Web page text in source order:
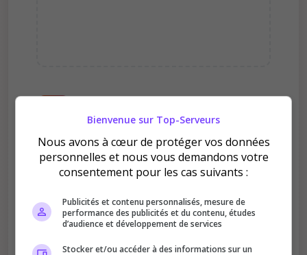
FR] - DarkX RP ?
Améliore le classement
Bienvenue sur Top-Serveurs
Nous avons à cœur de protéger vos données
personnelles et nous vous demandons votre
consentement pour les cas suivants :
Publicités et contenu personnalisés, mesure de
performance des publicités et du contenu, études
d’audience et développement de services
Stocker et/ou accéder à des informations sur un